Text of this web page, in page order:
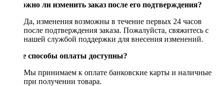
Возможно ли изменить заказ после его подтверждения?
Да, изменения возможны в течение первых 24 часов
после подтверждения заказа. Пожалуйста, свяжитесь с
нашей службой поддержки для внесения изменений.
Какие способы оплаты доступны?
Мы принимаем к оплате банковские карты и наличные
при получении товара.